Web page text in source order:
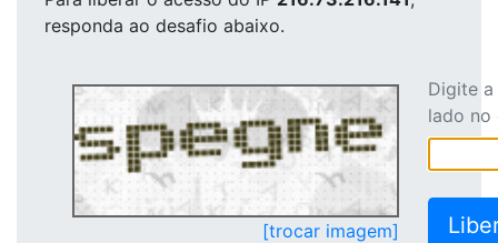
responda ao desafio abaixo.
[trocar imagem]
Digite
lado no